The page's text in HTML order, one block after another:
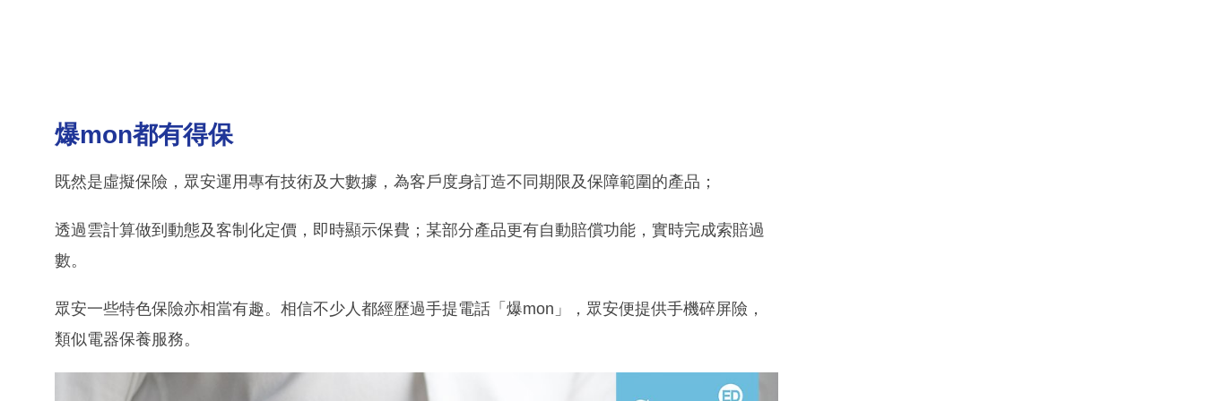
爆mon都有得保
既然是虛擬保險，眾安運用專有技術及大數據，為客戶度身訂造不同期限及保障範圍的產品；
透過雲計算做到動態及客制化定價，即時顯示保費；某部分產品更有自動賠償功能，實時完成索賠過
數。
眾安一些特色保險亦相當有趣。相信不少人都經歷過手提電話「爆mon」，眾安便提供手機碎屏險，
類似電器保養服務。